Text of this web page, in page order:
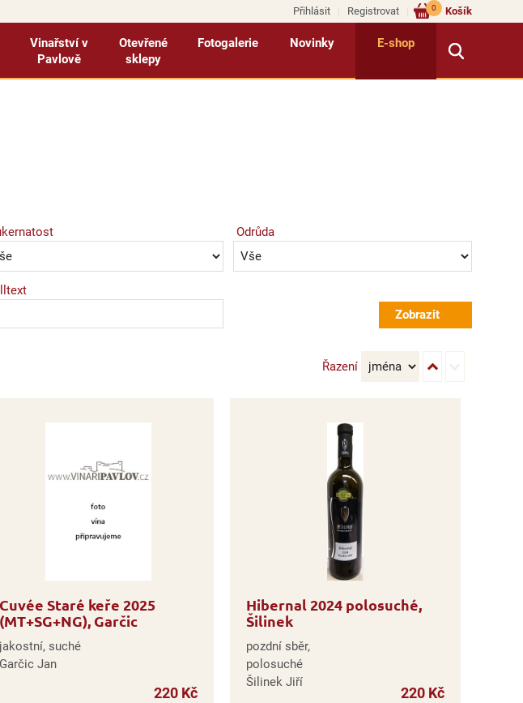
Přihlásit Registrovat Košík
0
Vinařství v
Pavlově
Otevřené
sklepy
Fotogalerie Novinky E-shop
Odrůda
Řazení
Cuvée Staré keře 2025
(MT+SG+NG), Garčic
jakostní, suché
Garčic Jan
220 Kč
Hibernal 2024 polosuché,
Šilinek
pozdní sběr,
polosuché
Šilinek Jiří
220 Kč